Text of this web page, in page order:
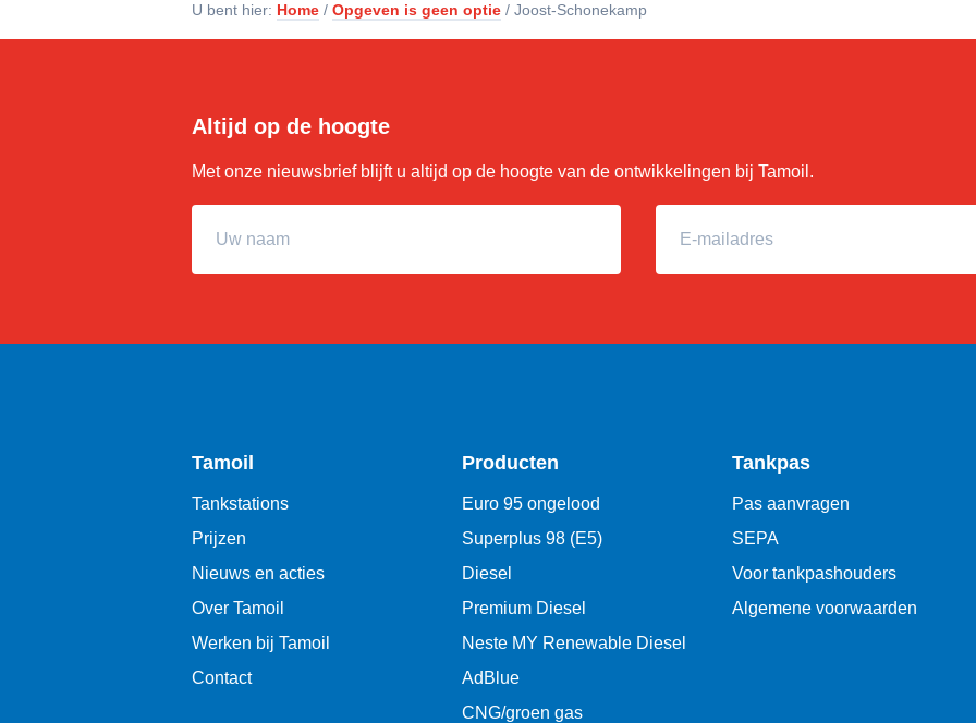
U bent hier: Home / Opgeven is geen optie / Joost-Schonekamp
Altijd op de hoogte
Met onze nieuwsbrief blijft u altijd op de hoogte van de ontwikkelingen bij Tamoil.
Tamoil
Tankstations
Prijzen
Nieuws en acties
Over Tamoil
Werken bij Tamoil
Contact
Producten
Euro 95 ongelood
Superplus 98 (E5)
Diesel
Premium Diesel
Neste MY Renewable Diesel
AdBlue
CNG/groen gas
Tankpas
Pas aanvragen
SEPA
Voor tankpashouders
Algemene voorwaarden